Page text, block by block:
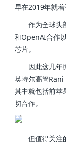
早在2019年就着
作为全球头部
和OpenAI合作
芯片。
因此这几年微
英特尔高管Rani
其中就包括前苹
切合作。
但值得关注的